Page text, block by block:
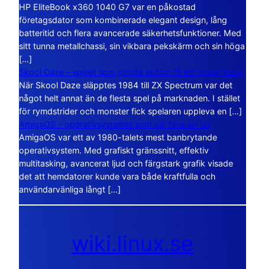
HP EliteBook x360 1040 G7 var en påkostad
företagsdator som kombinerade elegant design, lång
batteritid och flera avancerade säkerhetsfunktioner. Med
sitt tunna metallchassi, sin vikbara pekskärm och sin höga
[…]
Skool Daze – spelet som gjorde skolan till ett öppet kaos
När Skool Daze släpptes 1984 till ZX Spectrum var det
något helt annat än de flesta spel på marknaden. I stället
för rymdstrider och monster fick spelaren uppleva en […]
AmigaOS – operativsystemet som var före sin tid
AmigaOS var ett av 1980-talets mest banbrytande
operativsystem. Med grafiskt gränssnitt, effektiv
multitasking, avancerat ljud och färgstark grafik visade
det att hemdatorer kunde vara både kraftfulla och
användarvänliga långt […]
wiki.linux.se